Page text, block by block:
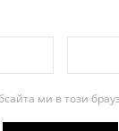
ми в този